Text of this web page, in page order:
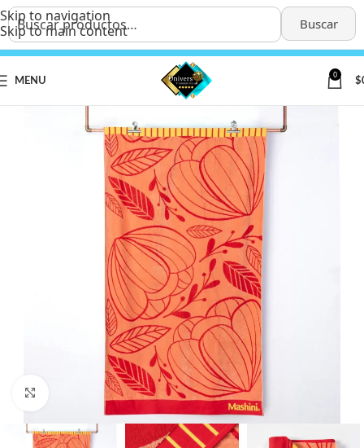
Buscar
Skip to navigation
Skip to main content
MENU
0
$
Click to enlarge